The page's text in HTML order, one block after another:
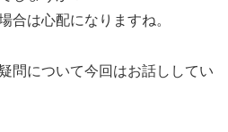
合は心配になりますね。
問について今回はお話ししてい